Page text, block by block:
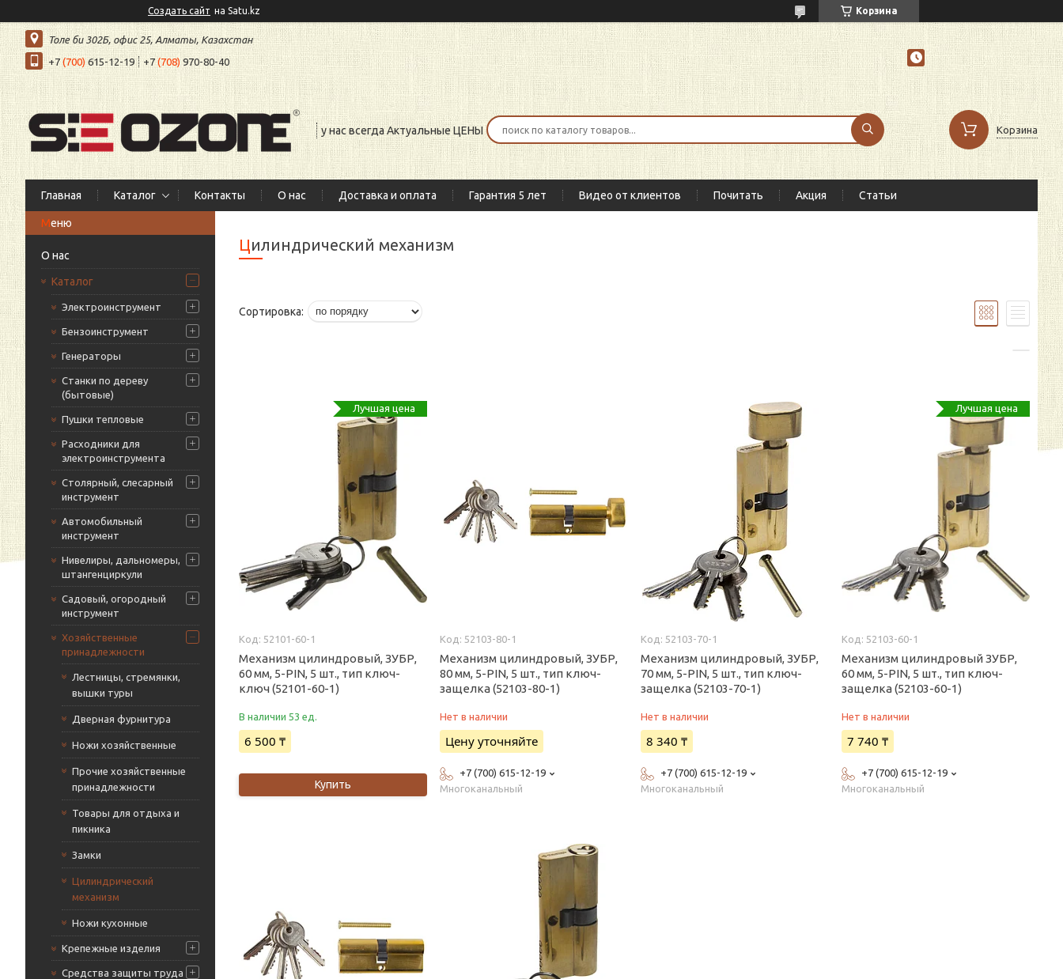
Создать сайт на Satu.kz Корзина
Толе би 302Б, офис 25, Алматы, Казахстан
+7 (700)615-12-19 +7(708) 970-80-40
у нас всегда Актуальные ЦЕНЫ Корзина
Главная Каталог Контакты О нас Доставка и оплата Гарантия 5 лет Видео от клиентов Почитать Акция Статьи
О нас
Каталог
Электроинструмент
Бензоинструмент
Генераторы
Станки по дереву
(бытовые)
Пушки тепловые
Расходники для
электроинструмента
Столярный, слесарный
инструмент
Автомобильный
инструмент
Нивелиры, дальномеры,
штангенциркули
Садовый, огородный
инструмент
Хозяйственные
принадлежности
Лестницы, стремянки,
вышки туры
Дверная фурнитура
Ножи хозяйственные
Прочие хозяйственные
принадлежности
Товары для отдыха и
пикника
Замки
Цилиндрический
механизм
Ножи кухонные
Крепежные изделия
Средства защиты труда
Цилиндрический механизм
Лучшая цена
52101-60-1
Механизм цилиндровый, ЗУБР,
60 мм, 5-PIN, 5 шт., тип ключ-
ключ (52101-60-1)
В наличии 53 ед.
6 500 ₸
Купить
52103-80-1
Механизм цилиндровый, ЗУБР,
80 мм, 5-PIN, 5 шт., тип ключ-
защелка (52103-80-1)
Нет в наличии
Цену уточняйте
+7 (700) 615-12-19
Многоканальный
52103-70-1
Механизм цилиндровый, ЗУБР,
70 мм, 5-PIN, 5 шт., тип ключ-
защелка (52103-70-1)
Нет в наличии
8 340 ₸
+7 (700) 615-12-19
Многоканальный
Лучшая цена
52103-60-1
Механизм цилиндровый ЗУБР,
60 мм, 5-PIN, 5 шт., тип ключ-
защелка (52103-60-1)
Нет в наличии
7 740 ₸
+7 (700) 615-12-19
Многоканальный